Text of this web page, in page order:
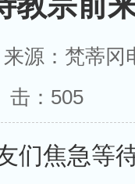
源：梵蒂
击： 505
们焦急等